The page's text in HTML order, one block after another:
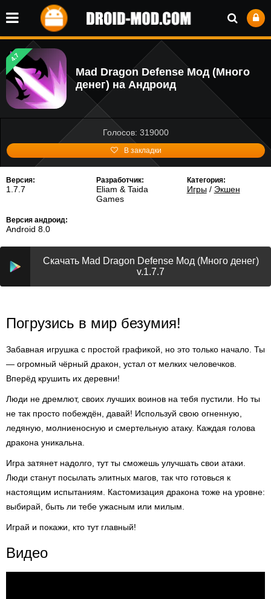
4.7
Mad Dragon Defense Мод (Много
денег) на Андроид
Голосов: 319000
В закладки
Версия:
1.7.7
Разработчик:
Eliam & Taida
Games
Категория:
Игры/ Экшен
Версия андроид:
Android 8.0
Скачать Mad Dragon Defense Мод (Много денег)
v.1.7.7
Погрузись в мир безумия!
Забавная игрушка с простой графикой, но это только начало. Ты
— огромный чёрный дракон, устал от мелких человечков.
Вперёд крушить их деревни!
Люди не дремлют, своих лучших воинов на тебя пустили. Но ты
не так просто побеждён, давай! Используй свою огненную,
ледяную, молниеносную и смертельную атаку. Каждая голова
дракона уникальна.
Игра затянет надолго, тут ты сможешь улучшать свои атаки.
Люди станут посылать элитных магов, так что готовься к
настоящим испытаниям. Кастомизация дракона тоже на уровне:
выбирай, быть ли тебе ужасным или милым.
Играй и покажи, кто тут главный!
Видео